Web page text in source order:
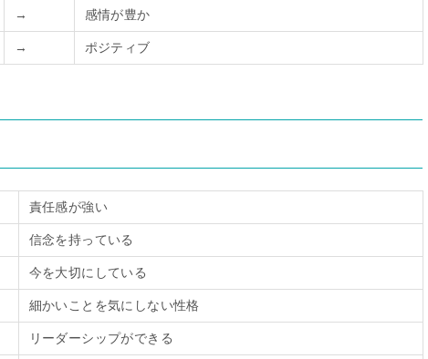
→ 感情が豊か
→ ポジティブ
責任感が強い
信念を持っている
今を大切にしている
細かいことを気にしない性格
リーダーシップができる